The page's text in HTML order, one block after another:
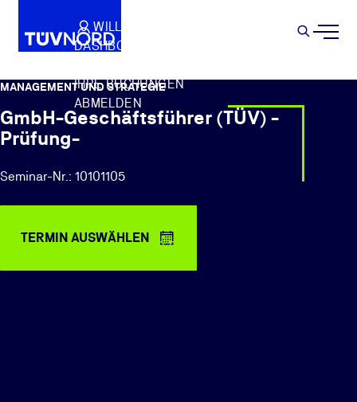
Springe zum Hauptinhalt
WILLKOMMEN
DASHBOARD
IHRE BUCHUNGEN
ABMELDEN
MANAGEMENT UND STRATEGIE
GmbH-Geschäftsführer (TÜV) -
Prüfung-
Seminar-Nr.: 10101105
TERMIN AUSWÄHLEN